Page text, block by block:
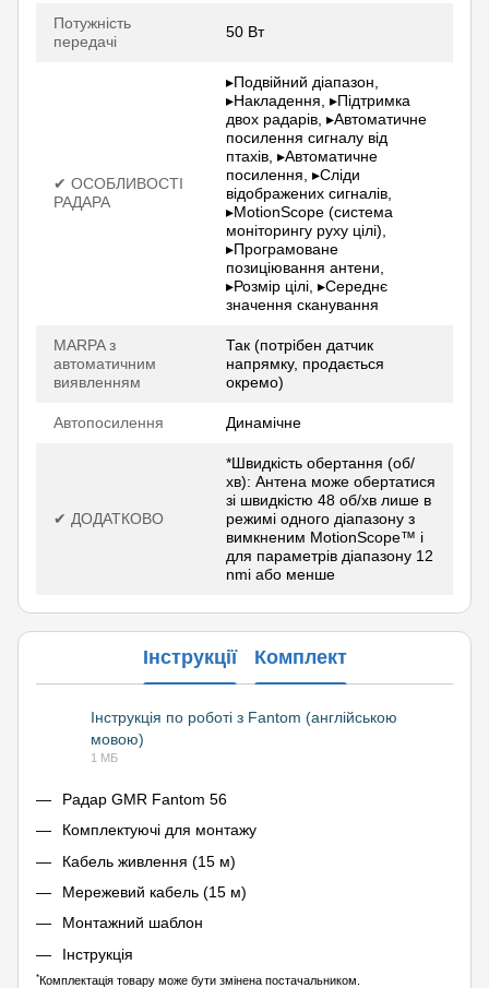
Потужність
передачі
50 Вт
✔ ОСОБЛИВОСТІ
РАДАРА
▸Подвійний діапазон,
▸Накладення, ▸Підтримка
двох радарів, ▸Автоматичне
посилення сигналу від
птахів, ▸Автоматичне
посилення, ▸Сліди
відображених сигналів,
▸MotionScope (система
моніторингу руху цілі),
▸Програмоване
позиціювання антени,
▸Розмір цілі, ▸Середнє
значення сканування
MARPA з
автоматичним
виявленням
Так (потрібен датчик
напрямку, продається
окремо)
Автопосилення Динамічне
✔ ДОДАТКОВО
*Швидкість обертання (об/
хв): Антена може обертатися
зі швидкістю 48 об/хв лише в
режимі одного діапазону з
вимкненим MotionScope™ і
для параметрів діапазону 12
nmi або менше
Інструкції Комплект
Інструкція по роботі з Fantom (англійською
мовою)
1 МБ
Радар GMR Fantom 56
Комплектуючі для монтажу
Кабель живлення (15 м)
Мережевий кабель (15 м)
Монтажний шаблон
Інструкція
*Комплектація товару може бути змінена постачальником.